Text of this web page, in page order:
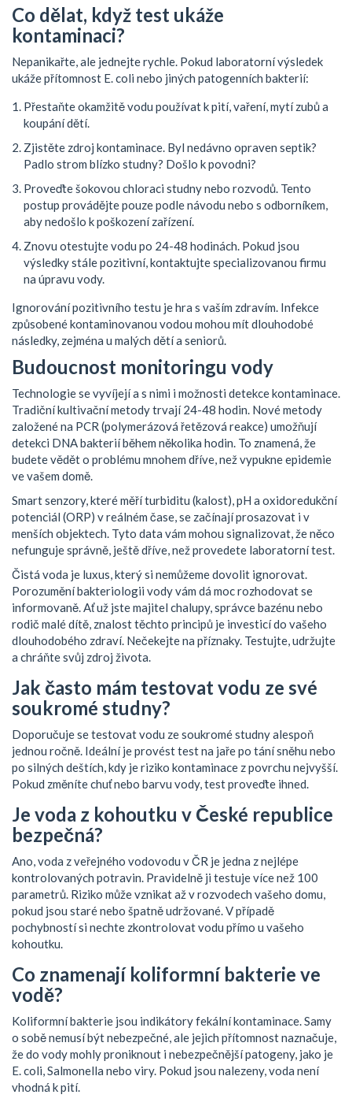
Co dělat, když test ukáže
kontaminaci?
Nepanikařte, ale jednejte rychle. Pokud laboratorní výsledek
ukáže přítomnost E. coli nebo jiných patogenních bakterií:
Přestaňte okamžitě vodu používat k pití, vaření, mytí zubů a
koupání dětí.
Zjistěte zdroj kontaminace. Byl nedávno opraven septik?
Padlo strom blízko studny? Došlo k povodni?
Proveďte šokovou chloraci studny nebo rozvodů. Tento
postup provádějte pouze podle návodu nebo s odborníkem,
aby nedošlo k poškození zařízení.
Znovu otestujte vodu po 24-48 hodinách. Pokud jsou
výsledky stále pozitivní, kontaktujte specializovanou firmu
na úpravu vody.
Ignorování pozitivního testu je hra s vaším zdravím. Infekce
způsobené kontaminovanou vodou mohou mít dlouhodobé
následky, zejména u malých dětí a seniorů.
Budoucnost monitoringu vody
Technologie se vyvíjejí a s nimi i možnosti detekce kontaminace.
Tradiční kultivační metody trvají 24-48 hodin. Nové metody
založené na PCR (polymerázová řetězová reakce) umožňují
detekci DNA bakterií během několika hodin. To znamená, že
budete vědět o problému mnohem dříve, než vypukne epidemie
ve vašem domě.
Smart senzory, které měří turbiditu (kalost), pH a oxidoredukční
potenciál (ORP) v reálném čase, se začínají prosazovat i v
menších objektech. Tyto data vám mohou signalizovat, že něco
nefunguje správně, ještě dříve, než provedete laboratorní test.
Čistá voda je luxus, který si nemůžeme dovolit ignorovat.
Porozumění bakteriologii vody vám dá moc rozhodovat se
informovaně. Ať už jste majitel chalupy, správce bazénu nebo
rodič malé dítě, znalost těchto principů je investicí do vašeho
dlouhodobého zdraví. Nečekejte na příznaky. Testujte, udržujte
a chráňte svůj zdroj života.
Jak často mám testovat vodu ze své
soukromé studny?
Doporučuje se testovat vodu ze soukromé studny alespoň
jednou ročně. Ideální je provést test na jaře po tání sněhu nebo
po silných deštích, kdy je riziko kontaminace z povrchu nejvyšší.
Pokud změníte chuť nebo barvu vody, test proveďte ihned.
Je voda z kohoutku v České republice
bezpečná?
Ano, voda z veřejného vodovodu v ČR je jedna z nejlépe
kontrolovaných potravin. Pravidelně ji testuje více než 100
parametrů. Riziko může vznikat až v rozvodech vašeho domu,
pokud jsou staré nebo špatně udržované. V případě
pochybností si nechte zkontrolovat vodu přímo u vašeho
kohoutku.
Co znamenají koliformní bakterie ve
vodě?
Koliformní bakterie jsou indikátory fekální kontaminace. Samy
o sobě nemusí být nebezpečné, ale jejich přítomnost naznačuje,
že do vody mohly proniknout i nebezpečnější patogeny, jako je
E. coli, Salmonella nebo viry. Pokud jsou nalezeny, voda není
vhodná k pití.